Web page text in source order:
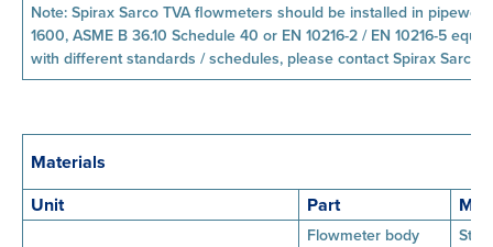
Note: Spirax Sarco TVA flowmeters should be installed in
1600, ASME B 36.10 Schedule 40 or EN 10216-2 / EN 10216-5
with different standards / schedules, please contact Spirax Sarco.
Materials
Unit
Part
Flowmeter body